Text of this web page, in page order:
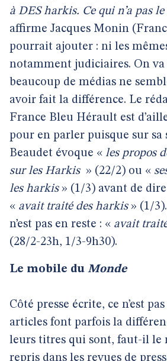
à DES harkis. Ce qui n’a pas le
affirme Jacques Monin
pourrait ajouter : ni les
notamment judiciaires. On va
beaucoup de médias ne
avoir fait la différence. Le
France Bleu Hérault est
pour en parler puisque sur sa
Beaudet évoque « les propos
sur les Harkis » (22/2) ou «
les harkis» (1/3) avant de
« avait traité des harkis» (1/
n’est pas en reste : « avait
(28/2-23h, 1/3-9h30).
Le mobile du Monde
Côté presse écrite, ce n’est
articles font parfois la
leurs titres qui sont, faut-il le
repris dans les revues de